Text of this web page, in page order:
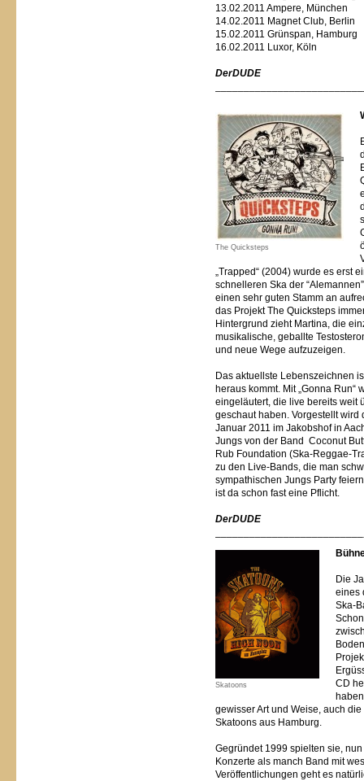
13.02.2011 Ampere, München
14.02.2011 Magnet Club, Berlin
15.02.2011 Grünspan, Hamburg
16.02.2011 Luxor, Köln
DerDUDE
The Quicksteps
„Trapped“ (2004) wurde es erst
schnelleren Ska der
einen sehr guten Stamm an
das Projekt The Quicksteps
Hintergrund zieht Martina, die
musikalische, geballte
und neue Wege aufzuzeigen.
Das aktuellste Lebenszeichnen
heraus kommt. Mit „Gonna
eingeläutert, die live bereits weit
geschaut haben. Vorgestellt
Januar 2011 im Jakobshof in
Jungs von der Band Coconut
Rub Foundation (Ska-Reggae-
zu den Live-Bands, die man
sympathischen Jungs Party
ist da schon fast eine Pflicht.
DerDUDE
Skatoons
Die
eines
Ska-
CD
gewisser Art und Weise, auch
Skatoons aus Hamburg.
Gegründet 1999 spielten sie,
Konzerte als manch Band mit
Veröffentlichungen geht es